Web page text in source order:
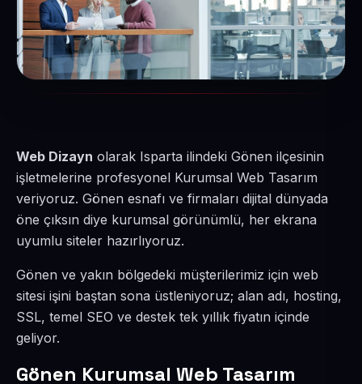
Web Dizayn olarak Isparta ilindeki Gönen ilçesinin
işletmelerine profesyonel Kurumsal Web Tasarım
veriyoruz. Gönen esnafı ve firmaları dijital dünyada
öne çıksın diye kurumsal görünümlü, her ekrana
uyumlu siteler hazırlıyoruz.
Gönen ve yakın bölgedeki müşterilerimiz için web
sitesi işini baştan sona üstleniyoruz; alan adı, hosting,
SSL, temel SEO ve destek tek yıllık fiyatın içinde
geliyor.
Gönen Kurumsal Web Tasarım